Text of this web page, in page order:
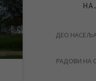
до
ДЕО
РАДОВИ НА